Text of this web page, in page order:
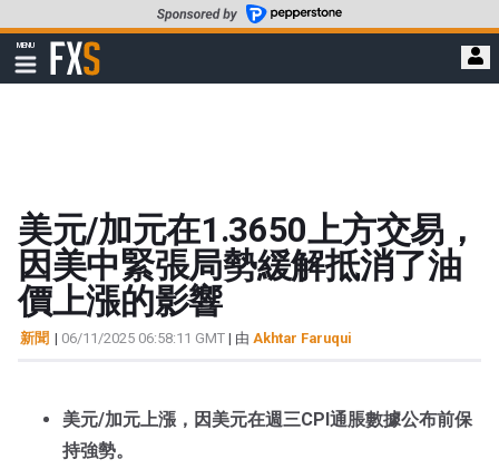
至
要
MENU
顯
示
FXStreet
美元/加元在1.3650上方交易，
因美中緊張局勢緩解抵消了油
價上漲的影響
新聞 | 06/11/2025 06:58:11 GMT | 由 Akhtar Faruqui
美元/加元上漲，因美元在週三CPI通脹數據公布前保
持強勢。